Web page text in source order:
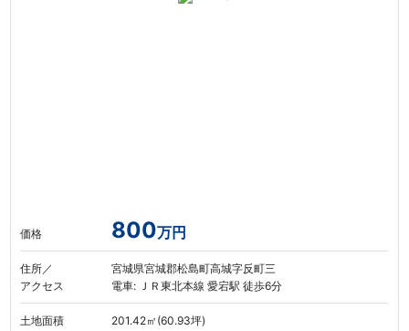
価格 800万円
住所／
アクセス
宮城県宮城郡松島町高城字反町三
電車: ＪＲ東北本線 愛宕駅 徒歩6分
土地面積 201.42㎡(60.93坪)